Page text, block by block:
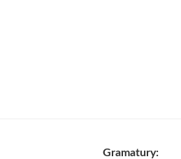
Gramatury: